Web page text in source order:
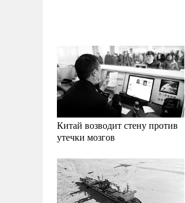
Китай возводит стену против
утечки мозгов